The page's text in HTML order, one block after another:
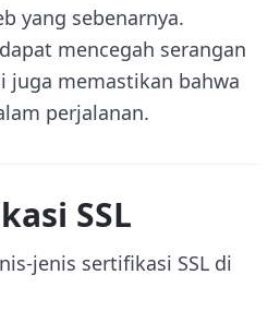
yang sebenarnya.
mencegah serangan
juga memastikan bahwa
perjalanan.
SSL
jenis sertifikasi SSL di